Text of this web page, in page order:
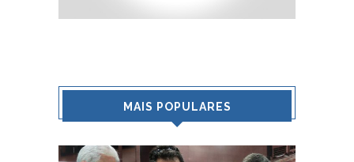
MAIS POPULARES